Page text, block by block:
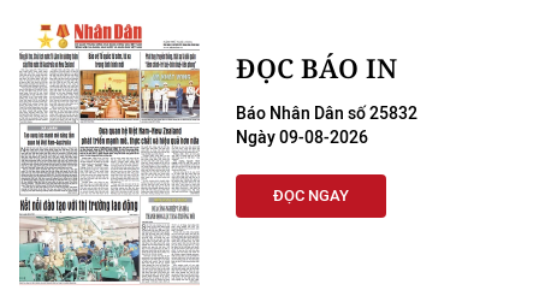
ĐỌC BÁO IN
Báo Nhân Dân số 25832
Ngày 09-08-2026
ĐỌC NGAY